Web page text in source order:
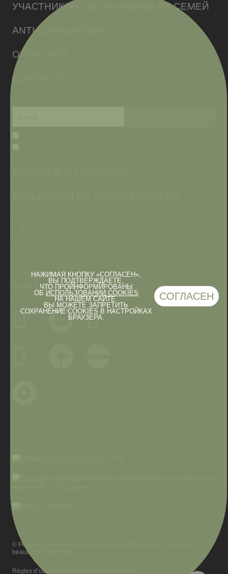
НАЖИМАЯ КНОПКУ «СОГЛАСЕН»,
ВЫ ПОДТВЕРЖДАЕТЕ,
ЧТО ПРОИНФОРМИРОВАНЫ
ОБ ИСПОЛЬЗОВАНИИ COOKIES
НА НАШЕМ САЙТЕ.
ВЫ МОЖЕТЕ ЗАПРЕТИТЬ
СОХРАНЕНИЕ COOKIES В НАСТРОЙКАХ
БРАУЗЕРА.
СОГЛАСЕН
УЧАСТНИКОВ СВО И ЧЛЕНОВ ИХ СЕМЕЙ
ANTI-CORRUPTION
OPEN DATA
CONTACTS
THE MUSEUM IN
© FGUP (Entreprises unitaires fédérales d'État) Musée national des
beaux-arts Pouchkine
Règles d’utilisation des matériaux et images